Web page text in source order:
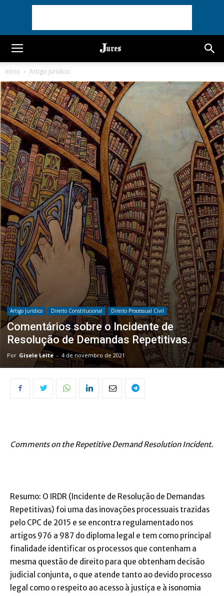
Início Artigo Jurídico
Artigo Jurídico Direito Constitucional Direito Processual Civil
Comentários sobre o Incidente de
Resolução de Demandas Repetitivas.
Por Gisele Leite - 4 de novembro de 2021
Comments on the Repetitive Demand Resolution Incident.
Resumo: O IRDR (Incidente de Resolução de Demandas
Repetitivas) foi uma das inovações processuais trazidas
pelo CPC de 2015 e se encontra regulamentado nos
artigos 976 a 987 do diploma legal e tem como principal
finalidade identificar os processos que contenham a
mesma questão de direito para que obtenham decisão
judicial conjunta, o que atende tanto ao devido processo
legal como o respeito ao acesso à justiça e à isonomia